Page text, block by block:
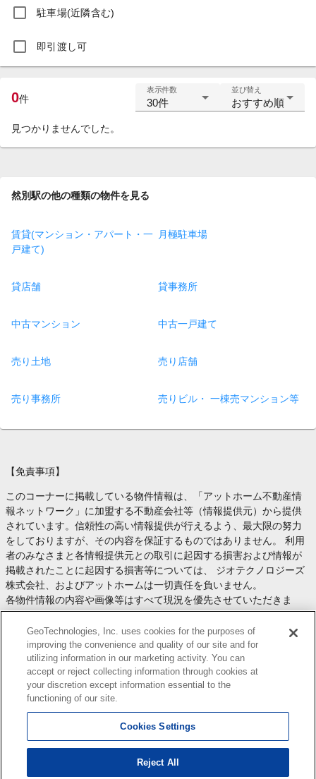
駐車場(近隣含む)
即引渡し可
0件
表示件数
30件
並び替え
おすすめ順
見つかりませんでした。
然別駅の他の種類の物件を見る
賃貸(マンション・アパート・一
戸建て)
月極駐車場
貸店舗 貸事務所
中古マンション 中古一戸建て
売り土地 売り店舗
売り事務所 売りビル・ 一棟売マンション等
【免責事項】
このコーナーに掲載している物件情報は、「アットホーム不動産情
報ネットワーク」に加盟する不動産会社等（情報提供元）から提供
されています。信頼性の高い情報提供が行えるよう、最大限の努力
をしておりますが、その内容を保証するものではありません。 利用
者のみなさまと各情報提供元との取引に起因する損害および情報が
掲載されたことに起因する損害等については、 ジオテクノロジーズ
株式会社、およびアットホームは一切責任を負いません。
各物件情報の内容や画像等はすべて現況を優先させていただきま
す。
お取引等（お取引の準備、資金調達等を含みます）の際には、内容
や契約条件等について、 各情報提供元より十分な説明を受け、ご自
身でご確認の上、判断してください。
このコーナーへの物件情報のご掲載、その他不動産業務ソリューシ
ョン等についての不動産会社様のお問合せはこちら
します。
Copyright(c) At Home Co.,Ltd. このサイトに掲載している情報の無断転載を禁止します。著作権
はアットホーム（株）またはその情報提供者に帰属します。
GeoTechnologies, Inc. uses cookies for the purposes of
improving the convenience and quality of our site and for
utilizing information in our marketing activity. You can
accept or reject collecting information through cookies at
your discretion except information essential to the
functioning of our site.
Cookies Settings
Reject All